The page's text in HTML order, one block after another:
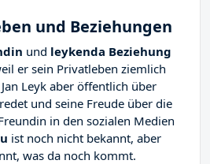
und Beziehungen
und leykenda Beziehung
er sein Privatleben ziemlich
Leyk aber öffentlich über
und seine Freude über die
in den sozialen Medien
ist noch nicht bekannt, aber
was da noch kommt.